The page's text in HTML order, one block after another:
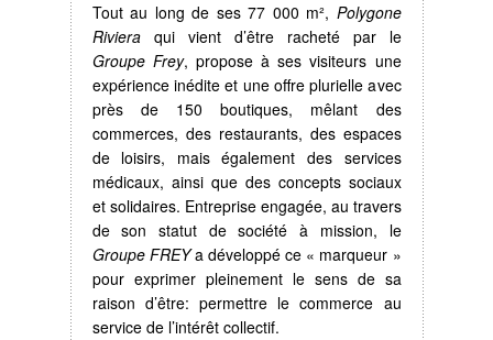
Tout au long de ses 77 000 m², Polygone
Rivieraqui vient d’être racheté par le
Groupe Frey, propose à ses visiteurs une
expérience inédite et une offre plurielle avec
près de 150 boutiques, mêlant des
commerces, des restaurants, des espaces
de loisirs, mais également des services
médicaux, ainsi que des concepts sociaux
et solidaires. Entreprise engagée, au travers
de son statut de société à mission, le
Groupe FREYa développé ce « marqueur »
pour exprimer pleinement le sens de sa
raison d’être: permettre le commerce au
service de l’intérêt collectif.